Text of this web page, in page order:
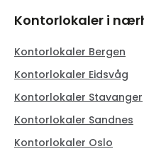
Kontorlokaler i
Kontorlokaler Bergen
Kontorlokaler Eidsvåg
Kontorlokaler Stavanger
Kontorlokaler Sandnes
Kontorlokaler Oslo